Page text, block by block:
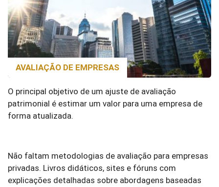
AVALIAÇÃO DE EMPRESAS
O principal objetivo de um ajuste de avaliação
patrimonial é estimar um valor para uma empresa de
forma atualizada.
Não faltam metodologias de avaliação para empresas
privadas. Livros didáticos, sites e fóruns com
explicações detalhadas sobre abordagens baseadas